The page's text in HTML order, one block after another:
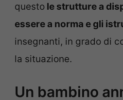
questo le strutture a
essere a norma e gli
insegnanti, in grado di
la situazione.
Un bambino